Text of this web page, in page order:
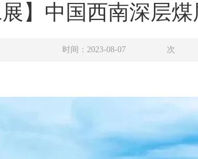
展】中国西南深层
时间：2023-08-07 次